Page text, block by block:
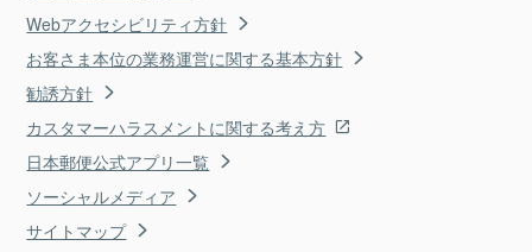
Webアクセシビリティ方針
お客さま本位の業務運営に関する基本方針
勧誘方針
カスタマーハラスメントに関する考え方
日本郵便公式アプリ一覧
ソーシャルメディア
サイトマップ